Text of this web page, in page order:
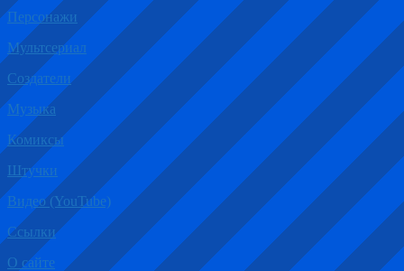
Персонажи
Мультсериал
Создатели
Музыка
Комиксы
Штучки
Видео (YouTube)
Ссылки
О сайте